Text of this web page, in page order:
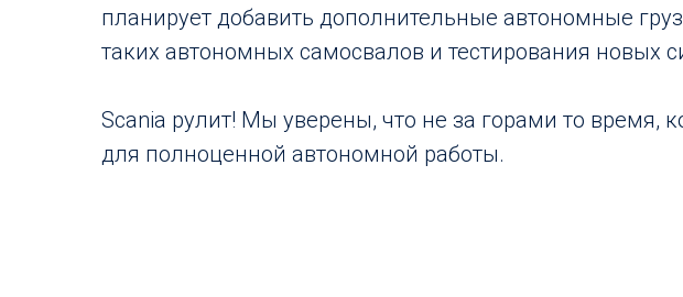
планирует добавить дополнительные автономные
таких автономных самосвалов и тестирования новых
Scania рулит! Мы уверены, что не за горами то время,
для полноценной автономной работы.